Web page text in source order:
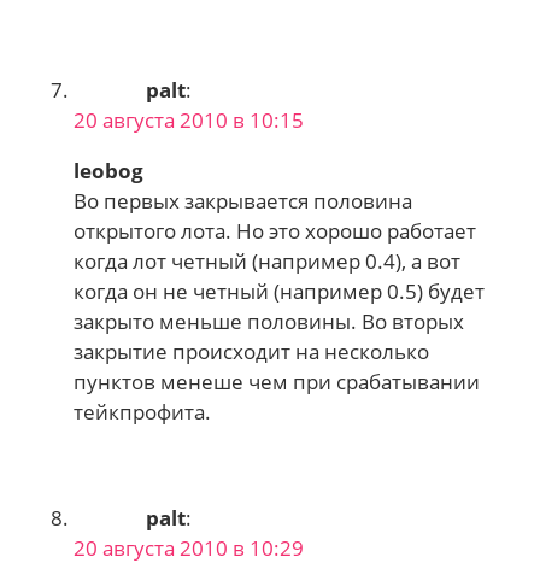
palt:
20 августа 2010 в 10:15
leobog
Во первых закрывается половина
открытого лота. Но это хорошо работает
когда лот четный (например 0.4), а вот
когда он не четный (например 0.5) будет
закрыто меньше половины. Во вторых
закрытие происходит на несколько
пунктов менеше чем при срабатывании
тейкпрофита.
palt:
20 августа 2010 в 10:29